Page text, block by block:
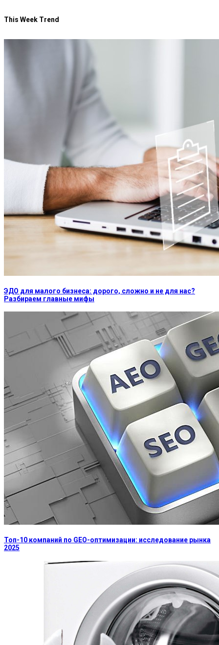
This Week Trend
ЭДО для малого бизнеса: дорого, сложно и не для нас?
Разбираем главные мифы
Топ-10 компаний по GEO-оптимизации: исследование рынка
2025